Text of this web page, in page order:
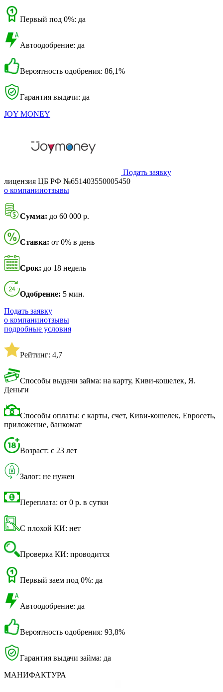
Первый под 0%: да
Автоодобрение: да
Вероятность одобрения: 86,1%
Гарантия выдачи: да
JOY MONEY
Подать заявку
лицензия ЦБ РФ №651403550005450
о компанииотзывы
Сумма: до 60 000 р.
Ставка: от 0% в день
Срок: до 18 недель
Одобрение: 5 мин.
Подать заявку
о компанииотзывы
подробные условия
Рейтинг: 4,7
Способы выдачи займа: на карту, Киви-кошелек, Я.
Деньги
Способы оплаты: с карты, счет, Киви-кошелек, Евросеть,
приложение, банкомат
Возраст: с 23 лет
Залог: не нужен
Переплата: от 0 р. в сутки
С плохой КИ: нет
Проверка КИ: проводится
Первый заем под 0%: да
Автоодобрение: да
Вероятность одобрения: 93,8%
Гарантия выдачи займа: да
МАНИФАКТУРА